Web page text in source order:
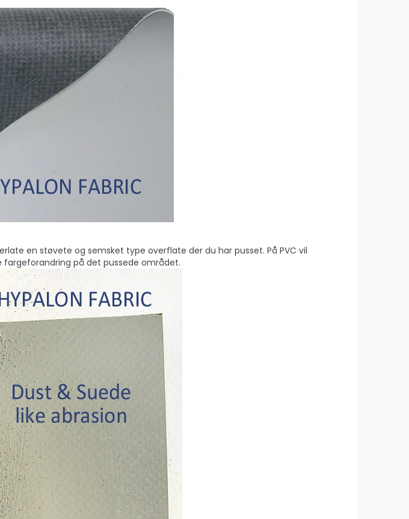
en støvete og semsket type overflate der du har pusset. På PVC vil
på det pussede området.